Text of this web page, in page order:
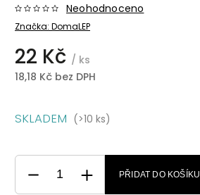
Značka: DomaLEP
Neohodnoceno
22 Kč / ks
18,18 Kč bez DPH
SKLADEM (>10 ks)
PŘIDAT DO KOŠÍKU